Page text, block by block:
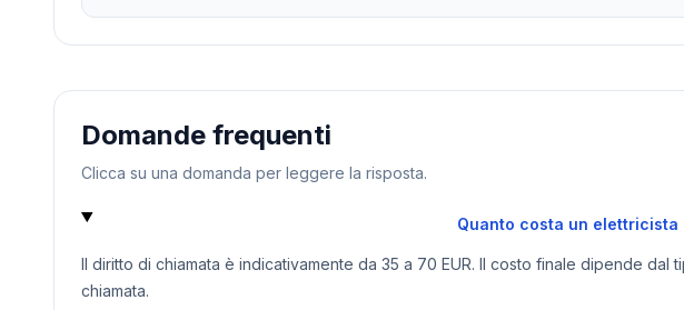
Domande frequenti
Clicca su una domanda per leggere la risposta.
Quanto costa un
Il diritto di chiamata è indicativamente da 35 a 70 EUR. Il costo finale dipende
chiamata.